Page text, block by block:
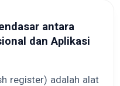
antara
dan Aplikasi
register) adalah alat